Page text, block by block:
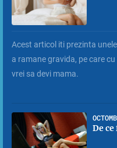
Acest articol iti prezinta
a ramane gravida, pe care
vrei sa devi mama.
De